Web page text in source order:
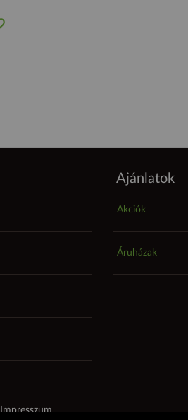
Ajánlatok
Akciók
Áruházak
Impresszum